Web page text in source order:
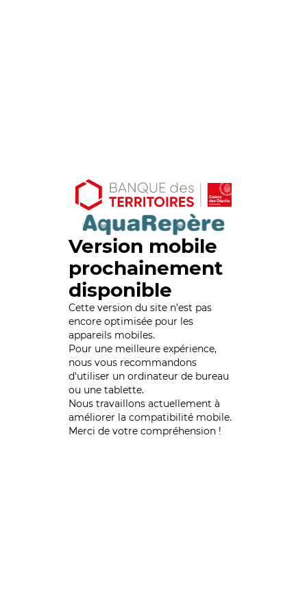
Version mobile
prochainement
disponible
Cette version du site n’est pas
encore optimisée pour les
appareils mobiles.
Pour une meilleure expérience,
nous vous recommandons
d'utiliser un ordinateur de bureau
ou une tablette.
Nous travaillons actuellement à
améliorer la compatibilité mobile.
Merci de votre compréhension !